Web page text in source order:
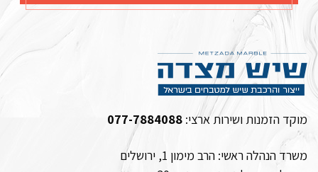
מוקד הזמנות ושירות ארצי: 077-7884088
משרד הנהלה ראשי: הרב מימון 1, ירושלים